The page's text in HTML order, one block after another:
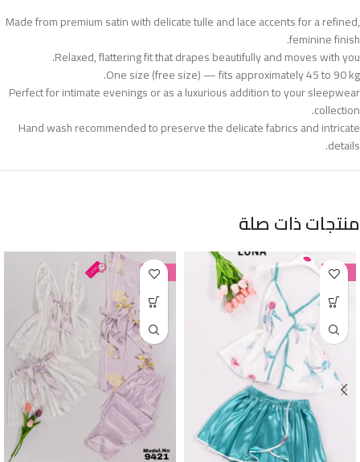
Made from premium satin with delicate tulle and lace accents for a refined,
feminine finish.
Relaxed, flattering fit that drapes beautifully and moves with you.
One size (free size) — fits approximately 45 to 90 kg.
Perfect for intimate evenings or as a luxurious addition to your sleepwear
collection.
Hand wash recommended to preserve the delicate fabrics and intricate
details.
منتجات ذات صلة
-38%
-38%